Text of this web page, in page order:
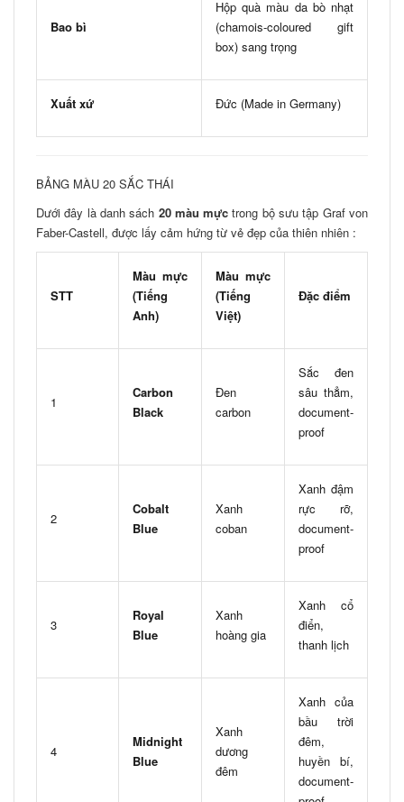
Bao bì
Hộp quà màu da bò nhạt
(chamois-coloured gift
box) sang trọng
Xuất xứ Đức (Made in Germany)
BẢNG MÀU 20 SẮC THÁI
Dưới đây là danh sách 20 màu mực trong bộ sưu tập Graf von
Faber-Castell, được lấy cảm hứng từ vẻ đẹp của thiên nhiên :
STT
Màu mực
(Tiếng
Anh)
Màu mực
(Tiếng
Việt)
Đặc điểm
1
Carbon
Black
Đen
carbon
Sắc đen
sâu thẳm,
document-
proof
2
Cobalt
Blue
Xanh
coban
Xanh đậm
rực rỡ,
document-
proof
3
Royal
Blue
Xanh
hoàng gia
Xanh cổ
điển,
thanh lịch
4
Midnight
Blue
Xanh
dương
đêm
Xanh của
bầu trời
đêm,
huyền bí,
document-